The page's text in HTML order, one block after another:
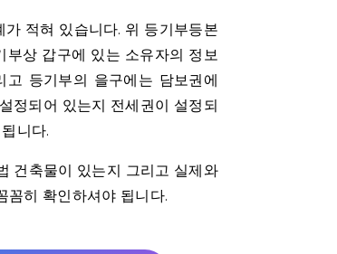
적혀 있습니다. 위 등기부등본
부상 갑구에 있는 소유자의 정보
등기부의 을구에는 담보권에
정되어 있는지 전세권이 설정되
니다.
건축물이 있는지 그리고 실제와
꼼히 확인하셔야 됩니다.